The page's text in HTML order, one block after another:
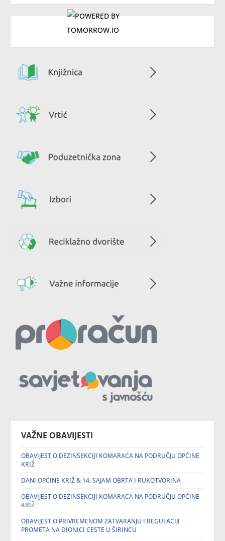
VAŽNE OBAVIJESTI
OBAVIJEST O DEZINSEKCIJI KOMARACA NA PODRUČJU OPĆINE
KRIŽ
DANI OPĆINE KRIŽ & 14. SAJAM OBRTA I RUKOTVORINA
OBAVIJEST O DEZINSEKCIJI KOMARACA NA PODRUČJU OPĆINE
KRIŽ
OBAVIJEST O PRIVREMENOM ZATVARANJU I REGULACIJI
PROMETA NA DIONICI CESTE U ŠIRINCU